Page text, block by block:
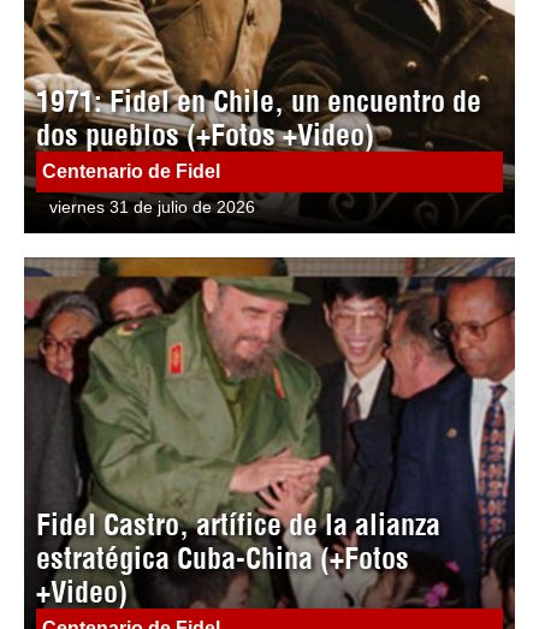
1971: Fidel en Chile, un encuentro de
dos pueblos (+Fotos +Video)
Centenario de Fidel
viernes 31 de julio de 2026
Fidel Castro, artífice de la alianza
estratégica Cuba-China (+Fotos
+Video)